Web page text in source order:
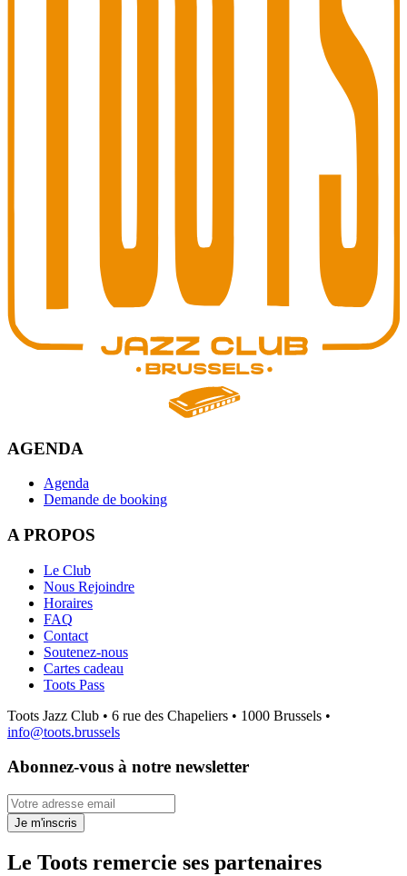
AGENDA
Agenda
Demande de booking
A PROPOS
Le Club
Nous Rejoindre
Horaires
FAQ
Contact
Soutenez-nous
Cartes cadeau
Toots Pass
Toots Jazz Club • 6 rue des Chapeliers • 1000 Brussels •
info@toots.brussels
Abonnez-vous à notre newsletter
Votre adresse email
Je m'inscris
Le Toots remercie ses partenaires